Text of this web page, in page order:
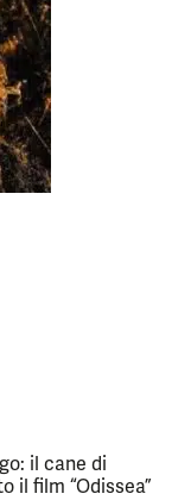
il cane di
il film “Odissea”